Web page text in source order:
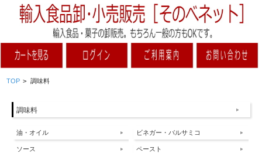
TOP > 調味料
調味料
油・オイル
ソース
ビネガー・バルサミコ
ペースト